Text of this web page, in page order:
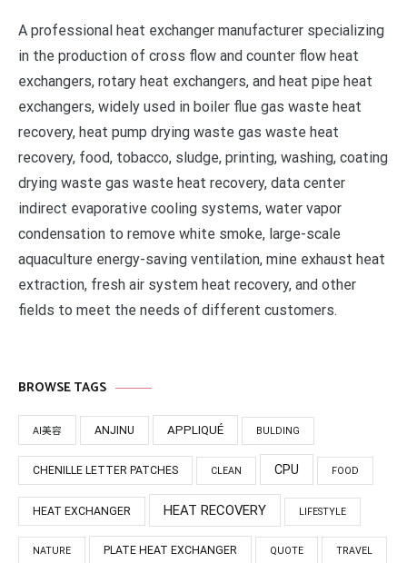
A professional heat exchanger manufacturer specializing
in the production of cross flow and counter flow heat
exchangers, rotary heat exchangers, and heat pipe heat
exchangers, widely used in boiler flue gas waste heat
recovery, heat pump drying waste gas waste heat
recovery, food, tobacco, sludge, printing, washing, coating
drying waste gas waste heat recovery, data center
indirect evaporative cooling systems, water vapor
condensation to remove white smoke, large-scale
aquaculture energy-saving ventilation, mine exhaust heat
extraction, fresh air system heat recovery, and other
fields to meet the needs of different customers.
BROWSE TAGS
AI美容 ANJINU APPLIQUÉ BULDING
CHENILLE LETTER PATCHES CLEAN CPU FOOD
HEAT EXCHANGER HEAT RECOVERY LIFESTYLE
NATURE PLATE HEAT EXCHANGER QUOTE TRAVEL